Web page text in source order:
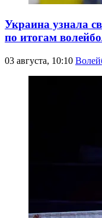
Украина узнала
по итогам
03 августа, 10:10